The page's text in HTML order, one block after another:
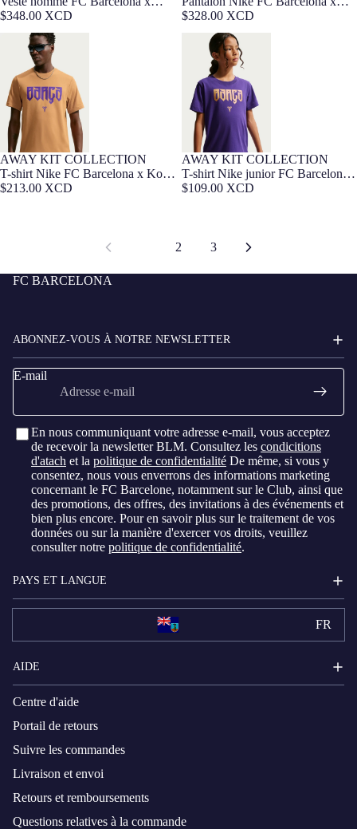
Kobe Bryant 26/27
$348.00 XCD
Kobe Bryant 26/27
$328.00 XCD
T-shirt Nike FC Barcelona x Kobe
Bryant 26/27
AWAY KIT COLLECTION
T-shirt Nike FC Barcelona x Kobe
Bryant 26/27
$213.00 XCD
T-shirt Nike junior FC Barcelona
x Kobe Bryant 26/27
AWAY KIT COLLECTION
T-shirt Nike junior FC Barcelona
x Kobe Bryant 26/27
$109.00 XCD
2 3
FC BARCELONA
ABONNEZ-VOUS À NOTRE NEWSLETTER
E-mail
En nous communiquant votre adresse e-mail, vous acceptez
de recevoir la newsletter BLM. Consultez les condicitions
d'atach et la politique de confidentialité De même, si vous y
consentez, nous vous enverrons des informations marketing
concernant le FC Barcelone, notamment sur le Club, ainsi que
des promotions, des offres, des invitations à des événements et
bien plus encore. Pour en savoir plus sur le traitement de vos
données ou sur la manière d'exercer vos droits, veuillez
consulter notre politique de confidentialité.
PAYS ET LANGUE
FR
AIDE
Centre d'aide
Portail de retours
Suivre les commandes
Livraison et envoi
Retours et remboursements
Questions relatives à la commande